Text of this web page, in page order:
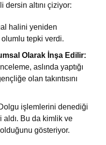
altını çiziyor:
halini yeniden
tepki verdi.
Olarak İnşa Edilir:
aslında yaptığı
olan takıntısını
işlemlerini denediği
aldı. Bu da kimlik ve
gösteriyor.